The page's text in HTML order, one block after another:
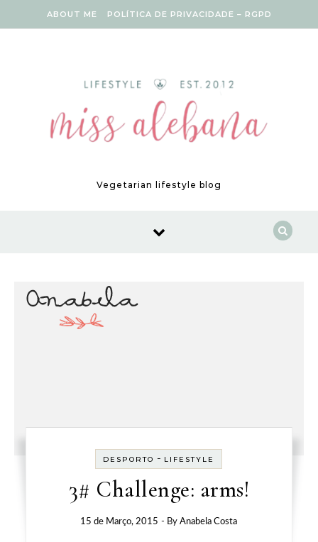
ABOUT ME POLÍTICA DE PRIVACIDADE – RGPD
Vegetarian lifestyle blog
DESPORTO - LIFESTYLE
3# Challenge: arms!
15 de Março, 2015 - ByAnabela Costa